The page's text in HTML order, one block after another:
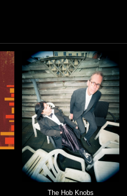
The Hob Knobs